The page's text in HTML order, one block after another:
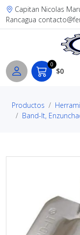
Capitan Nicolas
Rancagua
0
$0
Productos
Band-It,